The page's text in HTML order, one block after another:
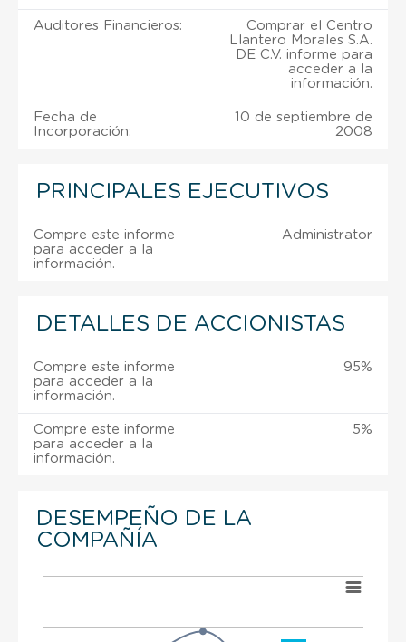
Auditores Financieros:
Comprar el Centro
Llantero Morales S.A.
DE C.V. informe para
acceder a la
información.
Fecha de
Incorporación:
10 de septiembre de
2008
PRINCIPALES EJECUTIVOS
Compre este informe
para acceder a la
información.
Administrator
DETALLES DE ACCIONISTAS
Compre este informe
para acceder a la
información.
95%
Compre este informe
para acceder a la
información.
5%
DESEMPEÑO DE LA
COMPAÑÍA